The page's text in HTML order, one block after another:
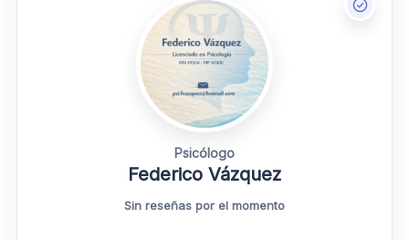
Psicólogo
Federico Vázquez
Sin reseñas por el momento